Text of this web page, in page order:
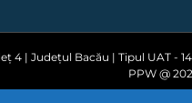
4 | Județul Bacău | Tipul UAT -
PPW @